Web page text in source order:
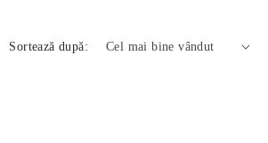
Sortează după: